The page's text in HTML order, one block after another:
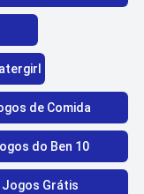
de Comida
do Ben 10
Jogos Grátis